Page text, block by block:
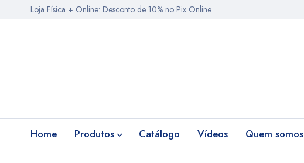
Loja Física + Online: Desconto de 10% no Pix Online
Home Produtos Catálogo Vídeos Quem somos